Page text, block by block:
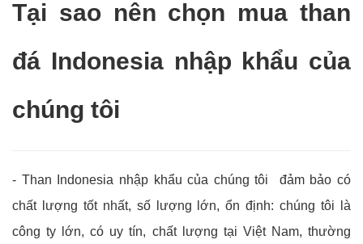
Tại sao nên chọn mua than
đá Indonesia nhập khẩu của
chúng tôi
- Than Indonesia nhập khẩu của chúng tôi đảm bảo có
chất lượng tốt nhất, số lượng lớn, ổn định: chúng tôi là
công ty lớn, có uy tín, chất lượng tại Việt Nam, thường